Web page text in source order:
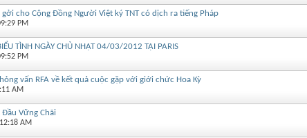
cho Cộng Đồng Người Việt ký TNT có dịch ra tiếng Pháp
PM
TÌNH NGÀY CHỦ NHẬT 04/03/2012 TẠI PARIS
PM
vấn RFA về kết quả cuộc gặp với giới chức Hoa Kỳ
AM
Đầu Vững Chãi
AM